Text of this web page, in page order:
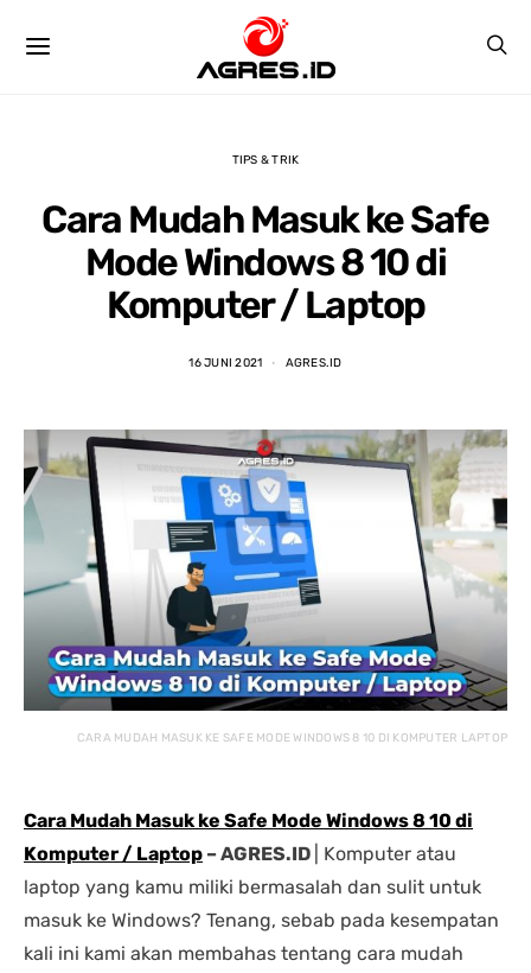
bagus,harga
murah
yang lain.
laptopnya banyak
banyak pilihan.
saran untuk
juga oke banget.
angkut 1 unit
tempat paling nyaman
buat beli laptop, harga
dipastikan terbaik
dibandingkan tempat lain...
salesnya juga friendly
banget... saya dilayani
dengan mbak kiki...
memuaskan sekali
DAN
TIPS & TRIK
Cara Mudah Masuk ke Safe
Mode Windows 8 10 di
Komputer / Laptop
16 JUNI 2021 AGRES.ID
CARA MUDAH MASUK KE SAFE MODE WINDOWS 8 10 DI KOMPUTER LAPTOP
Cara Mudah Masuk ke Safe Mode Windows 8 10 di
Komputer / Laptop – AGRES.ID
| Komputer atau
laptop yang kamu miliki bermasalah dan sulit untuk
masuk ke Windows? Tenang, sebab pada kesempatan
kali ini kami akan membahas tentang cara mudah